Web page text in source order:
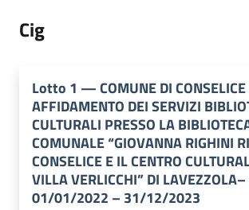
Cig
Lotto 1 —COMUNE DI
AFFIDAMENTO DEI SERVIZI
CULTURALI PRESSO LA
COMUNALE “GIOVANNA RIGHINI
CONSELICE E IL CENTRO
VILLA VERLICCHI” DI LAVEZZOLA–
01/01/2022 – 31/12/2023